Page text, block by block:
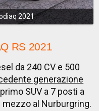
2021
RS 2021
da 240 CV e 500
generazione
SUV a 7 posti a
al Nurburgring.